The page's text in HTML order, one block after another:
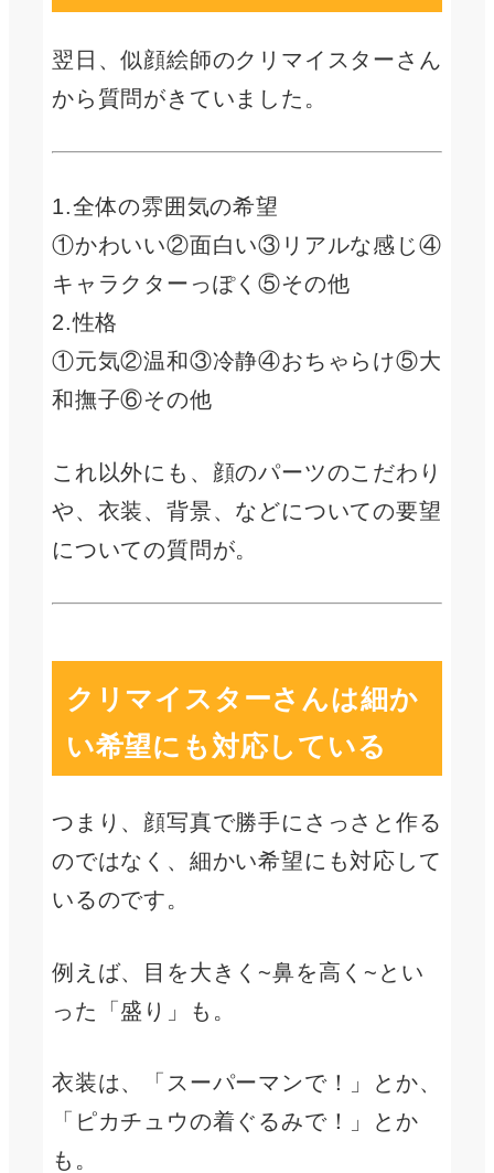
翌日、似顔絵師のクリマイスターさん
から質問がきていました。
1.全体の雰囲気の希望
①かわいい②面白い③リアルな感じ④
キャラクターっぽく⑤その他
2.性格
①元気②温和③冷静④おちゃらけ⑤大
和撫子⑥その他
これ以外にも、顔のパーツのこだわり
や、衣装、背景、などについての要望
についての質問が。
クリマイスターさんは細か
い希望にも対応している
つまり、顔写真で勝手にさっさと作る
のではなく、細かい希望にも対応して
いるのです。
例えば、目を大きく~鼻を高く~とい
った「盛り」も。
衣装は、「スーパーマンで！」とか、
「ピカチュウの着ぐるみで！」とか
も。